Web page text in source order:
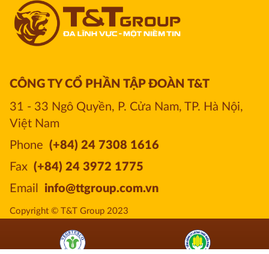
CÔNG TY CỔ PHẦN TẬP ĐOÀN T&T
31 - 33 Ngô Quyền, P. Cửa Nam, TP. Hà Nội,
Việt Nam
Phone (+84) 24 7308 1616
Fax (+84) 24 3972 1775
Email
info@ttgroup.com.vn
Copyright © T&T Group 2023